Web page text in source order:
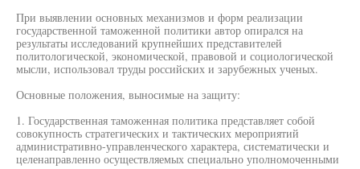
При выявлении основных механизмов и форм реализации
государственной таможенной политики автор опирался на
результаты исследований крупнейших представителей
политологической, экономической, правовой и социологической
мысли, использовал труды российских и зарубежных ученых.
Основные положения, выносимые на защиту:
1. Государственная таможенная политика представляет собой
совокупность стратегических и тактических мероприятий
административно-управленческого характера, систематически и
целенаправленно осуществляемых специально уполномоченными